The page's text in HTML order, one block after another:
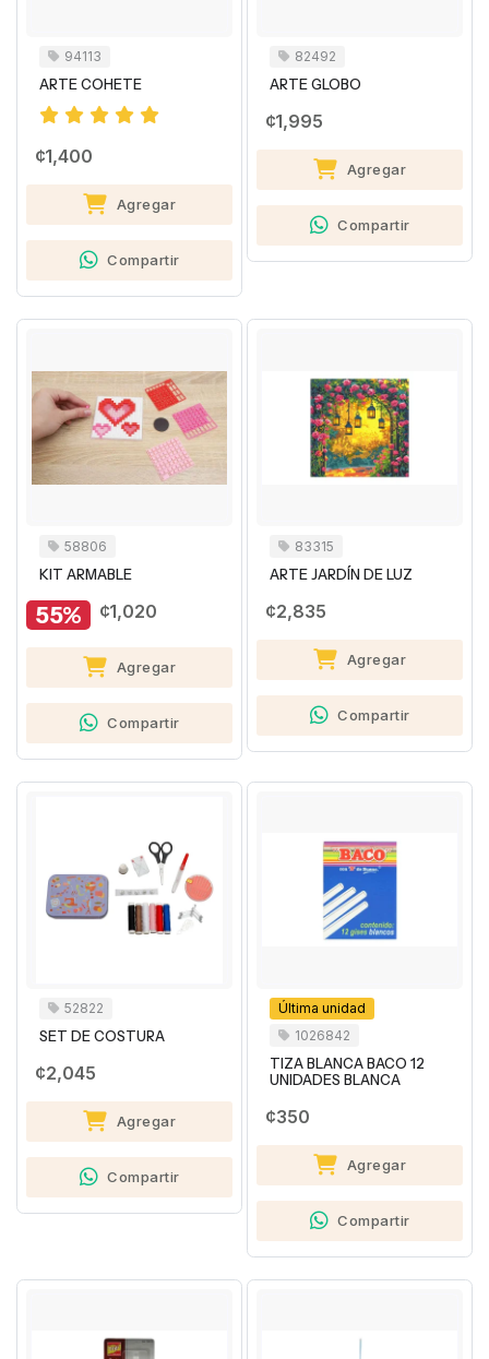
94113
ARTE COHETE
¢1,400
Agregar
Compartir
82492
ARTE GLOBO
¢1,995
Agregar
Compartir
58806
KIT ARMABLE
55% ¢1,020
Agregar
Compartir
83315
ARTE JARDÍN DE LUZ
¢2,835
Agregar
Compartir
52822
SET DE COSTURA
¢2,045
Agregar
Compartir
Última unidad
1026842
TIZA BLANCA BACO 12
UNIDADES BLANCA
¢350
Agregar
Compartir